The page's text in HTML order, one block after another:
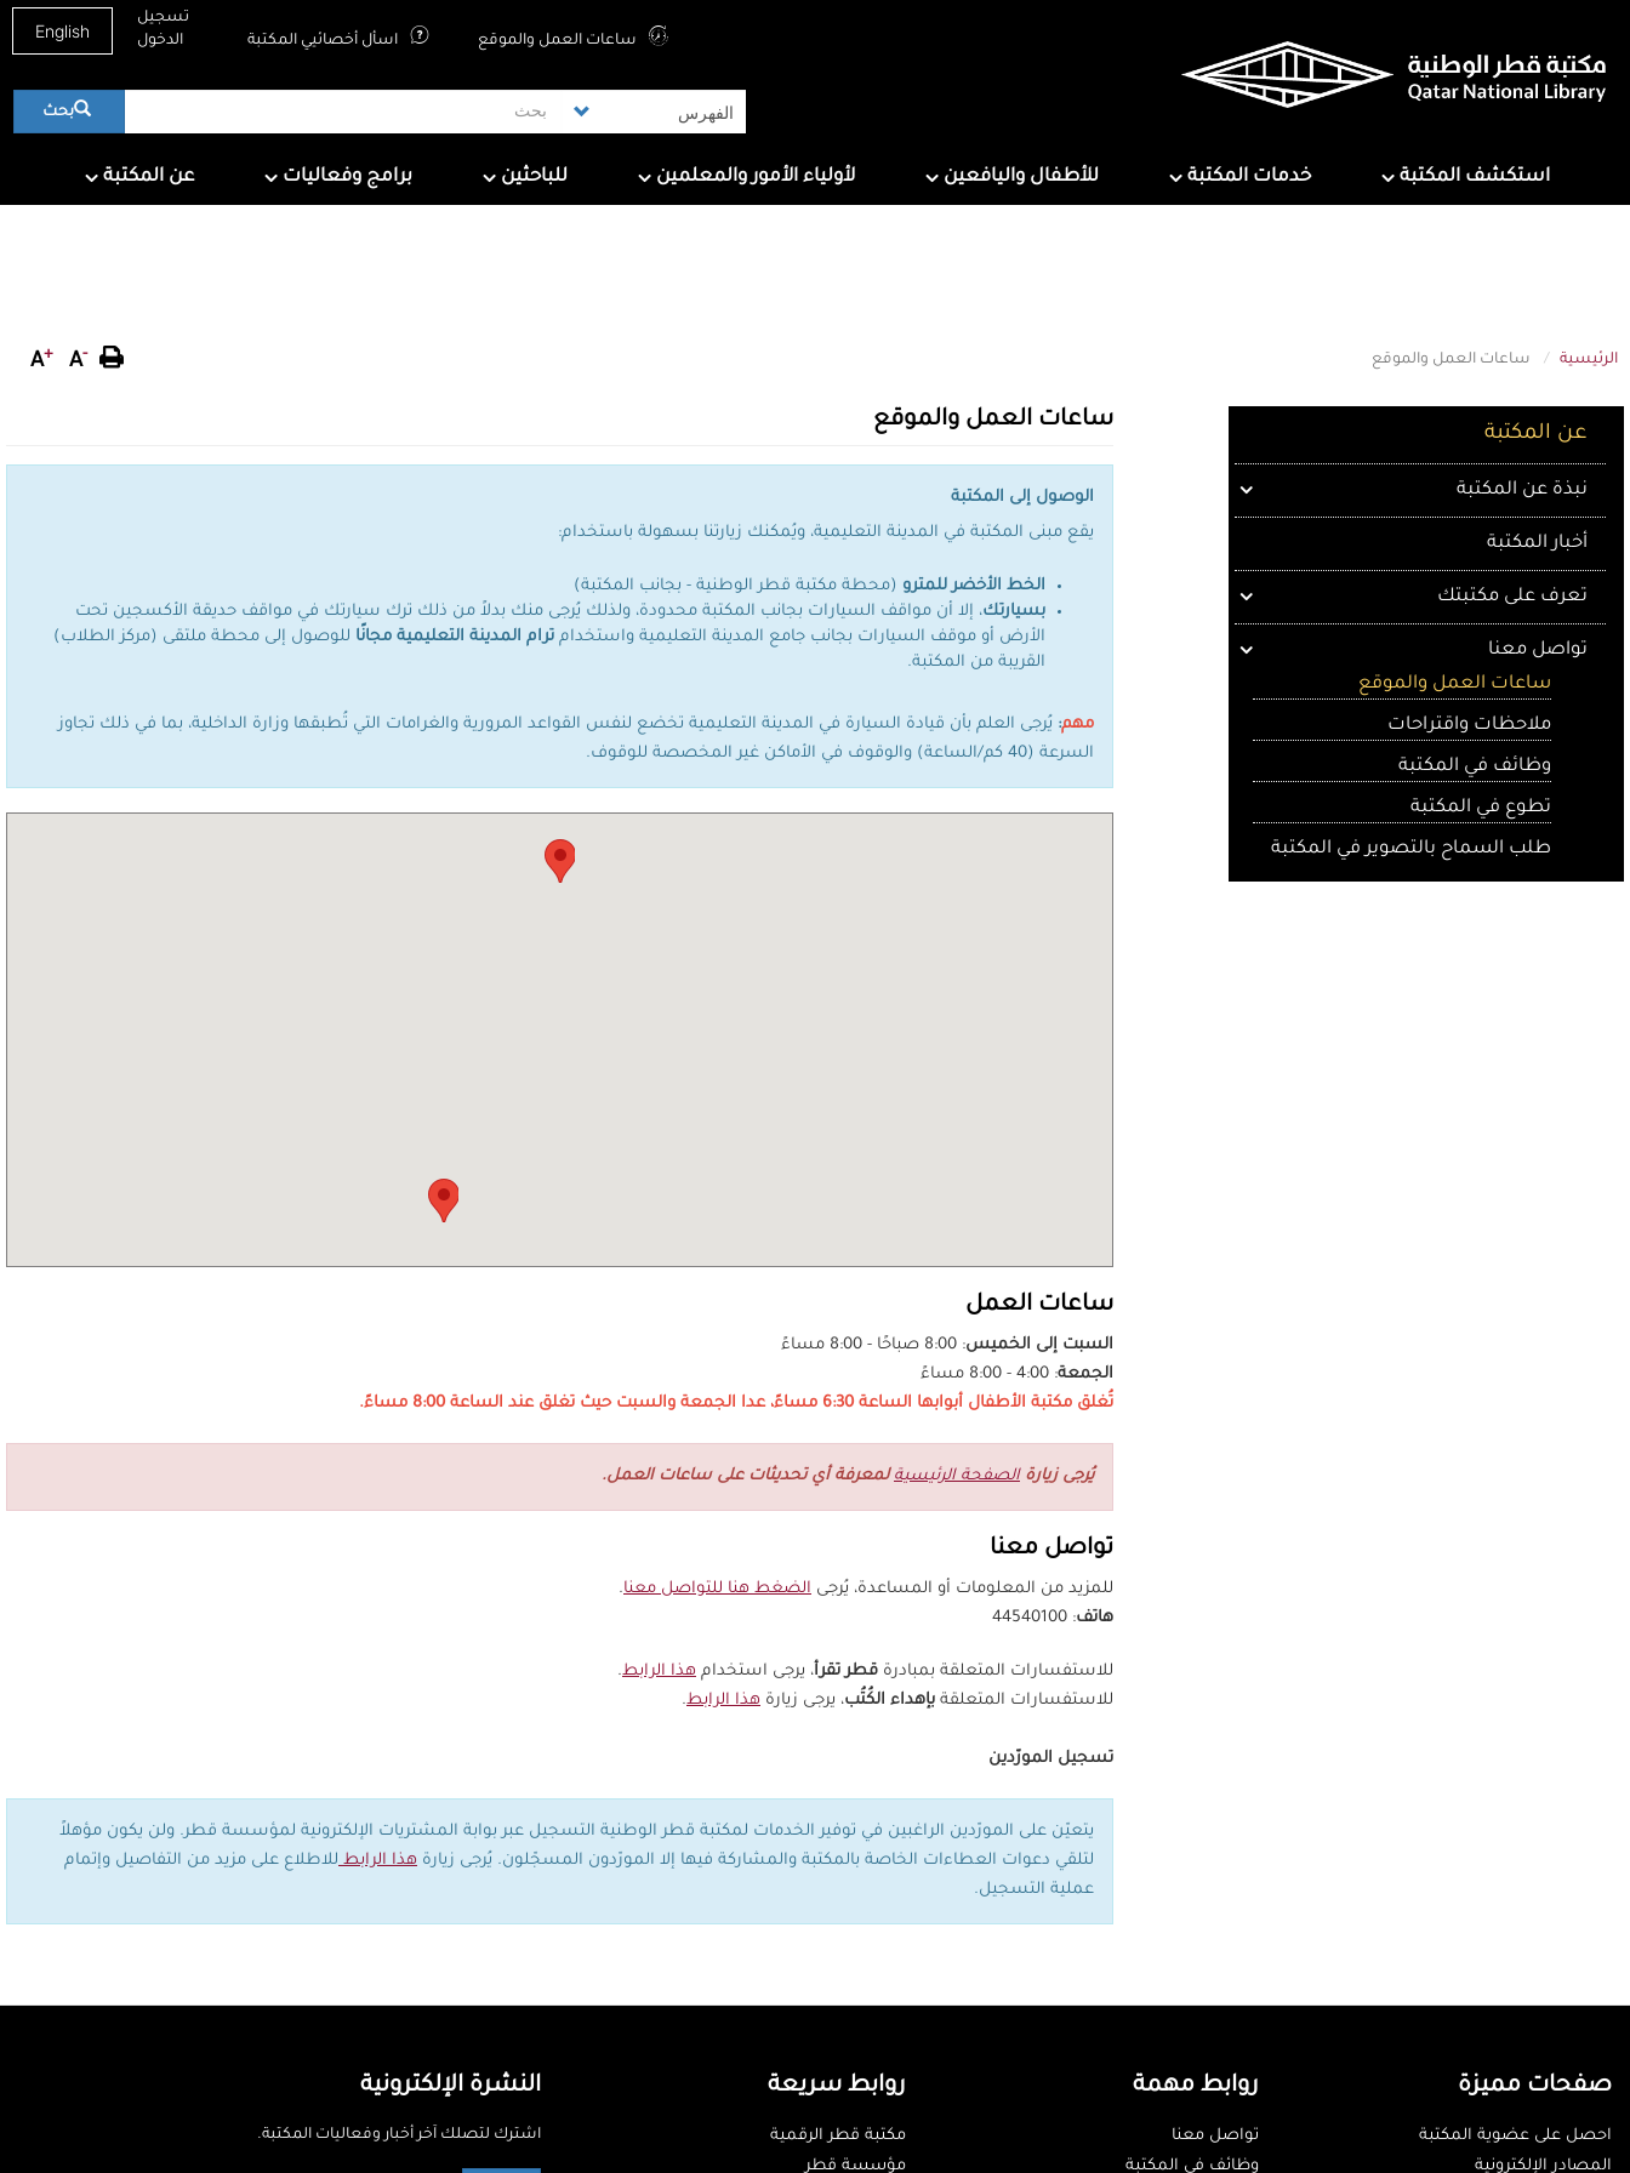
المحتوى
English ساعات العمل والموقع اسأل أخصائيي المكتبة
تسجيل
الدخول
بحث
Explore Library
استكشف المكتبة
Services
خدمات المكتبة
For Children And Teens
للأطفال واليافعين
For Parents & Educators
لأولياء الأمور والمعلمين
For Researchers
للباحثين
Programs & Events
برامج وفعاليات
About QNL
عن المكتبة
الرئيسية ساعات العمل والموقع A+ A-
About QNL
عن المكتبة
نبذة عن المكتبة
أخبار المكتبة
تعرف على مكتبتك
تواصل معنا
ساعات العمل والموقع
ملاحظات واقتراحات
وظائف في المكتبة
تطوع في المكتبة
طلب السماح بالتصوير في المكتبة
ساعات العمل والموقع
الوصول إلى المكتبة
يقع مبنى المكتبة في المدينة التعليمية، ويُمكنك زيارتنا بسهولة باستخدام:
الخط الأخضر للمترو (محطة مكتبة قطر الوطنية - بجانب المكتبة)
بسيارتك، إلا أن مواقف السيارات بجانب المكتبة محدودة، ولذلك يُرجى منك بدلاً من ذلك ترك سيارتك في مواقف حديقة الأكسجين تحت
الأرض أو موقف السيارات بجانب جامع المدينة التعليمية واستخدام ترام المدينة التعليمية مجانًا للوصول إلى محطة ملتقى (مركز الطلاب)
القريبة من المكتبة.
مهم: يُرجى العلم بأن قيادة السيارة في المدينة التعليمية تخضع لنفس القواعد المرورية والغرامات التي تُطبقها وزارة الداخلية، بما في ذلك تجاوز
السرعة (40 كم/الساعة) والوقوف في الأماكن غير المخصصة للوقوف.
ساعات العمل
السبت إلى الخميس: 8:00 صباحًا - 8:00 مساءً
الجمعة: 4:00 - 8:00 مساءً
تُغلق مكتبة الأطفال أبوابها الساعة 6:30 مساءً، عدا الجمعة والسبت حيث تغلق عند الساعة 8:00 مساءً.
يُرجى زيارةالصفحة الرئيسيةلمعرفة أي تحديثات على ساعات العمل.
تواصل معنا
للمزيد من المعلومات أو المساعدة، يُرجى الضغط هنا للتواصل معنا.
هاتف: 44540100
للاستفسارات المتعلقة بمبادرة قطر تقرأ، يرجى استخدام هذا الرابط.
للاستفسارات المتعلقة بإهداء الكُتُب، يرجى زيارة هذا الرابط.
تسجيل المورّدين
يتعيّن على المورّدين الراغبين في توفير الخدمات لمكتبة قطر الوطنية التسجيل عبر بوابة المشتريات الإلكترونية لمؤسسة قطر. ولن يكون مؤهلاً
لتلقي دعوات العطاءات الخاصة بالمكتبة والمشاركة فيها إلا المورّدون المسجّلون. يُرجى زيارة هذا الرابطللاطلاع على مزيد من التفاصيل وإتمام
عملية التسجيل.
صفحات مميزة
احصل على عضوية المكتبة
المصادر الإلكترونية
روابط مهمة
تواصل معنا
وظائف في المكتبة
روابط سريعة
مكتبة قطر الرقمية
مؤسسة قطر
النشرة الإلكترونية
اشترك لتصلك آخر أخبار وفعاليات المكتبة.